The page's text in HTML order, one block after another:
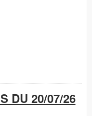
DU 20/07/26